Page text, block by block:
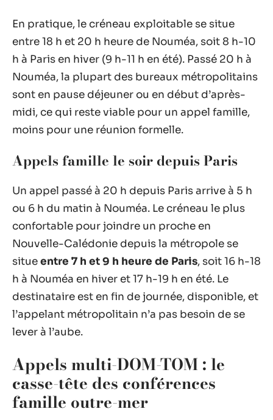
En pratique, le créneau exploitable se situe
entre 18 h et 20 h heure de Nouméa, soit 8 h-10
h à Paris en hiver (9 h-11 h en été). Passé 20 h à
Nouméa, la plupart des bureaux métropolitains
sont en pause déjeuner ou en début d’après-
midi, ce qui reste viable pour un appel famille,
moins pour une réunion formelle.
Appels famille le soir depuis Paris
Un appel passé à 20 h depuis Paris arrive à 5 h
ou 6 h du matin à Nouméa. Le créneau le plus
confortable pour joindre un proche en
Nouvelle-Calédonie depuis la métropole se
situeentre 7 h et 9 h heure de Paris, soit 16 h-18
h à Nouméa en hiver et 17 h-19 h en été. Le
destinataire est en fin de journée, disponible, et
l’appelant métropolitain n’a pas besoin de se
lever à l’aube.
Appels multi-DOM-TOM : le
casse-tête des conférences
famille outre-mer